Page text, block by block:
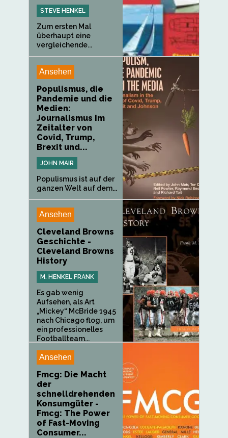
STEVE HENKEL
Zum ersten Mal
überhaupt eine
vergleichende...
Ansehen
Populismus, die
Pandemie und die
Medien:
Journalismus im
Zeitalter von
Covid, Trump,
Brexit und...
JOHN MAIR
Populismus ist auf der
ganzen Welt auf dem...
Ansehen
Cleveland Browns
Geschichte -
Cleveland Browns
History
M. HENKEL FRANK
Es gab wenig
Aufsehen, als Art
„Mickey“ McBride 1945
nach Chicago flog, um
ein professionelles
Footballteam...
Ansehen
Fmcg: Die Macht
der
schnelldrehenden
Konsumgüter -
Fmcg: The Power
of Fast-Moving
Consumer...